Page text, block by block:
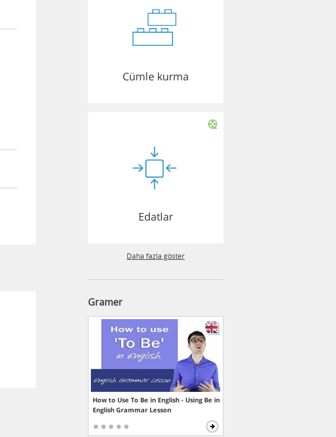
Cümle kurma
Edatlar
Daha fazla göster
Gramer
How to Use To Be in English - Using Be in
English Grammar Lesson